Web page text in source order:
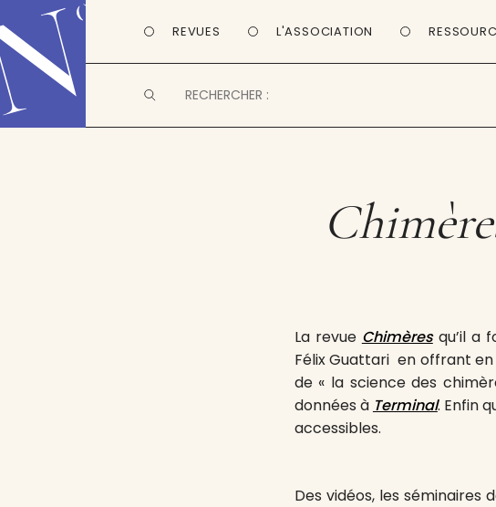
REVUES L'ASSOCIATION
La revue Chimèresqu’il a
Félix Guattari en offrant
de « la science des
données à Terminal. Enfin
accessibles.
Des vidéos, les séminaires